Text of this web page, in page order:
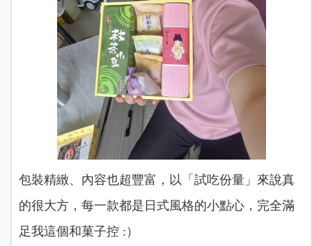
包裝精緻、內容也超豐富，以「試吃份量」來說真
的很大方，每一款都是日式風格的小點心，完全滿
足我這個和菓子控 :）